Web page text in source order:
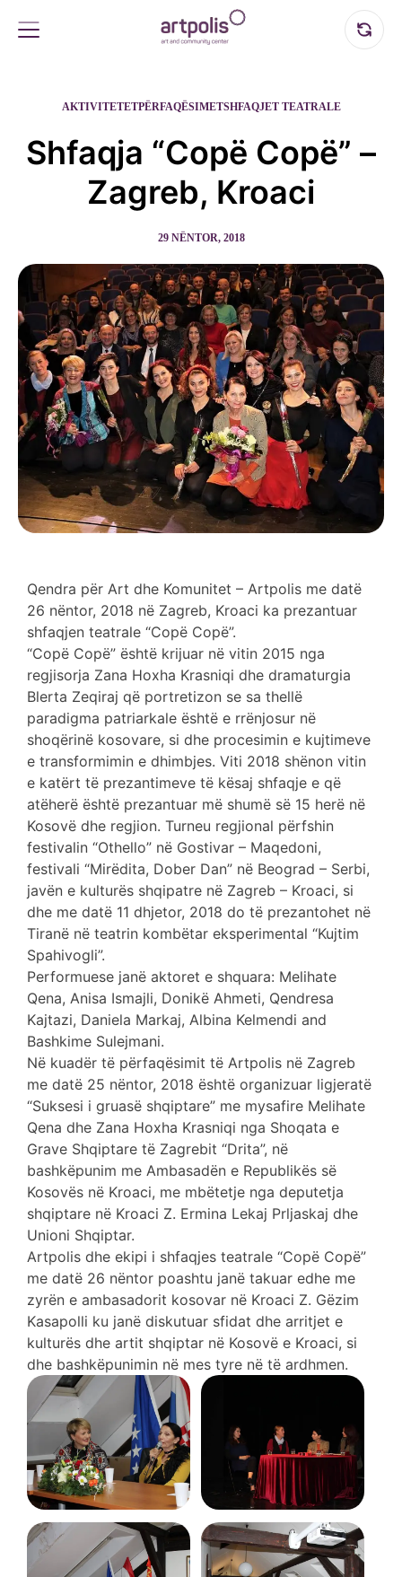
AKTIVITETETPËRFAQËSIMETSHFAQJET TEATRALE
Shfaqja “Copë Copë” –
Zagreb, Kroaci
29 NËNTOR, 2018
Qendra për Art dhe Komunitet – Artpolis me datë
26 nëntor, 2018 në Zagreb, Kroaci ka prezantuar
shfaqjen teatrale “Copë Copë”.
“Copë Copë” është krijuar në vitin 2015 nga
regjisorja Zana Hoxha Krasniqi dhe dramaturgia
Blerta Zeqiraj që portretizon se sa thellë
paradigma patriarkale është e rrënjosur në
shoqërinë kosovare, si dhe procesimin e kujtimeve
e transformimin e dhimbjes. Viti 2018 shënon vitin
e katërt të prezantimeve të kësaj shfaqje e që
atëherë është prezantuar më shumë së 15 herë në
Kosovë dhe regjion. Turneu regjional përfshin
festivalin “Othello” në Gostivar – Maqedoni,
festivali “Mirëdita, Dober Dan” në Beograd – Serbi,
javën e kulturës shqipatre në Zagreb – Kroaci, si
dhe me datë 11 dhjetor, 2018 do të prezantohet në
Tiranë në teatrin kombëtar eksperimental “Kujtim
Spahivogli”.
Performuese janë aktoret e shquara: Melihate
Qena, Anisa Ismajli, Donikë Ahmeti, Qendresa
Kajtazi, Daniela Markaj, Albina Kelmendi and
Bashkime Sulejmani.
Në kuadër të përfaqësimit të Artpolis në Zagreb
me datë 25 nëntor, 2018 është organizuar ligjeratë
“Suksesi i gruasë shqiptare” me mysafire Melihate
Qena dhe Zana Hoxha Krasniqi nga Shoqata e
Grave Shqiptare të Zagrebit “Drita”, në
bashkëpunim me Ambasadën e Republikës së
Kosovës në Kroaci, me mbëtetje nga deputetja
shqiptare në Kroaci Z. Ermina Lekaj Prljaskaj dhe
Unioni Shqiptar.
Artpolis dhe ekipi i shfaqjes teatrale “Copë Copë”
me datë 26 nëntor poashtu janë takuar edhe me
zyrën e ambasadorit kosovar në Kroaci Z. Gëzim
Kasapolli ku janë diskutuar sfidat dhe arritjet e
kulturës dhe artit shqiptar në Kosovë e Kroaci, si
dhe bashkëpunimin në mes tyre në të ardhmen.